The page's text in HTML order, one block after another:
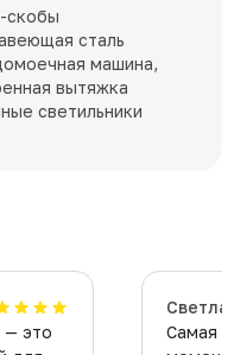
скобы
сталь
машина,
вытяжка
светильники
— это
Самая